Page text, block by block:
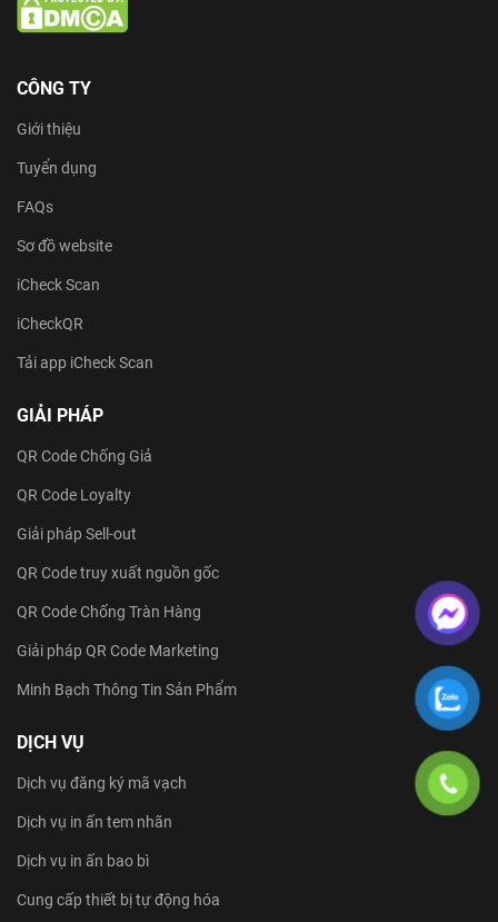
CÔNG TY
Giới thiệu
Tuyển dụng
FAQs
Sơ đồ website
iCheck Scan
iCheckQR
Tải app iCheck Scan
GIẢI PHÁP
QR Code Chống Giả
QR Code Loyalty
Giải pháp Sell-out
QR Code truy xuất nguồn gốc
QR Code Chống Tràn Hàng
Giải pháp QR Code Marketing
Minh Bạch Thông Tin Sản Phẩm
DỊCH VỤ
Dịch vụ đăng ký mã vạch
Dịch vụ in ấn tem nhãn
Dịch vụ in ấn bao bì
Cung cấp thiết bị tự động hóa